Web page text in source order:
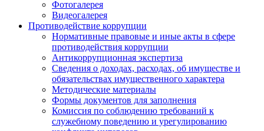
Фотогалерея
Видеогалерея
Противодействие коррупции
Нормативные правовые и иные акты в сфере
противодействия коррупции
Антикоррупционная экспертиза
Сведения о доходах, расходах, об имуществе и
обязательствах имущественного характера
Методические материалы
Формы документов для заполнения
Комиссия по соблюдению требований к
служебному поведению и урегулированию